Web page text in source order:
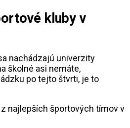
kluby v
nachádzajú univerzity
školné asi nemáte,
po tejto štvrti, je to
najlepších športových tímov v